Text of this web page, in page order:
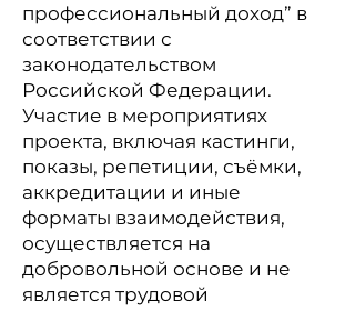
профессиональный доход” в
соответствии с
законодательством
Российской Федерации.
Участие в мероприятиях
проекта, включая кастинги,
показы, репетиции, съёмки,
аккредитации и иные
форматы взаимодействия,
осуществляется на
добровольной основе и не
является трудовой